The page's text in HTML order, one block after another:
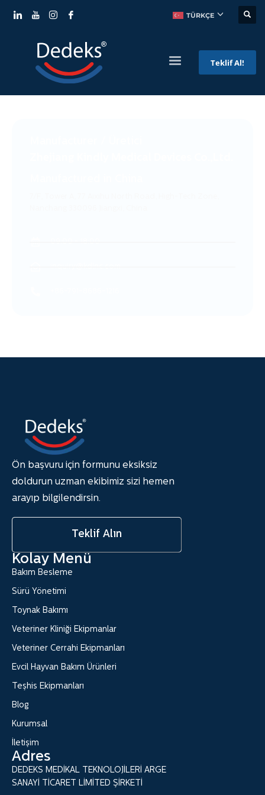
TÜRKÇE
Teklif Al!
Ön başvuru için formunu eksiksiz
doldurun uzman ekibimiz sizi hemen
arayıp bilgilendirsin.
Teklif Alın
Kolay Menü
Bakım Besleme
Sürü Yönetimi
Toynak Bakımı
Veteriner Kliniği Ekipmanlar
Veteriner Cerrahi Ekipmanları
Evcil Hayvan Bakım Ürünleri
Teşhis Ekipmanları
Blog
Kurumsal
İletişim
Adres
DEDEKS MEDİKAL TEKNOLOJİLERİ ARGE
SANAYİ TİCARET LİMİTED ŞİRKETİ